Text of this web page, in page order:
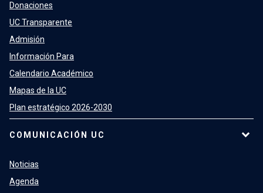
Donaciones
UC Transparente
Admisión
Información Para
Calendario Académico
Mapas de la UC
Plan estratégico 2026-2030
COMUNICACIÓN UC
Noticias
Agenda